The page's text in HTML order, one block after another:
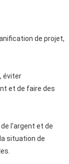
de projet,
éviter
et de faire des
l'argent et de
situation de